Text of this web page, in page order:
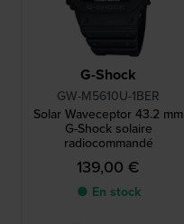
G-Shock
GW-M5610U-1BER
Solar Waveceptor 43.2 mm
G-Shock solaire
radiocommandé
139,00 €
● En stock